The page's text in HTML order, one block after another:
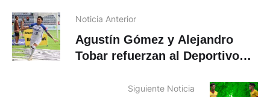
Noticia Anterior
Agustín Gómez y Alejandro
Tobar refuerzan al Deportivo
Siguiente Noticia